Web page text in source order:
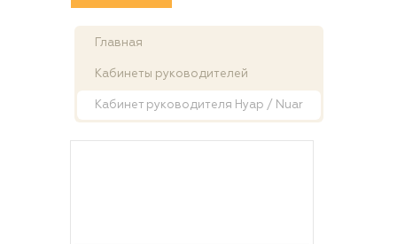
Главная
Кабинеты руководителей
Кабинет руководителя Нуар / Nuar